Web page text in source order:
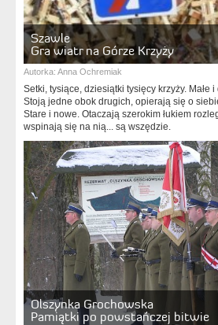
Szawle
Gra wiatr na Górze Krzyży
Autorka: Anna Ochremiak
Setki, tysiące, dziesiątki tysięcy krzyży. Małe
Stoją jedne obok drugich, opierają się o
Stare i nowe. Otaczają szerokim łukiem
wspinają się na nią... są wszędzie.
Olszynka Grochowska
Pamiątki po powstańczej bitwie